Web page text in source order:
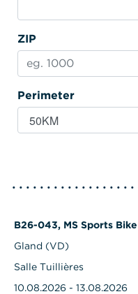
ZIP
Perimeter
B26-043, MS Sports
Gland (VD)
Salle Tuillières
10.08.2026 - 13.08.2026